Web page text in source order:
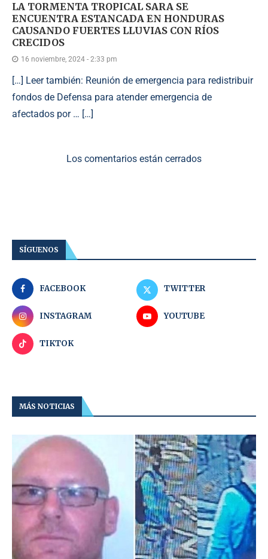
LA TORMENTA TROPICAL SARA SE
ENCUENTRA ESTANCADA EN HONDURAS
CAUSANDO FUERTES LLUVIAS CON RÍOS
CRECIDOS
16 noviembre, 2024 - 2:33 pm
[…] Leer también: Reunión de emergencia para redistribuir
fondos de Defensa para atender emergencia de
afectados por … […]
Los comentarios están cerrados
SÍGUENOS
FACEBOOK TWITTER
INSTAGRAM YOUTUBE
TIKTOK
MÁS NOTICIAS